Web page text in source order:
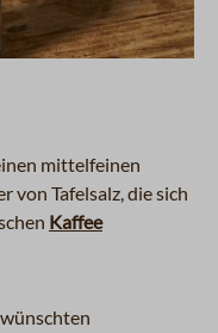
mittelfeinen
von Tafelsalz, die sich
Kaffee